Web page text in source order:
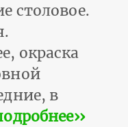
столовое.
окраска
в